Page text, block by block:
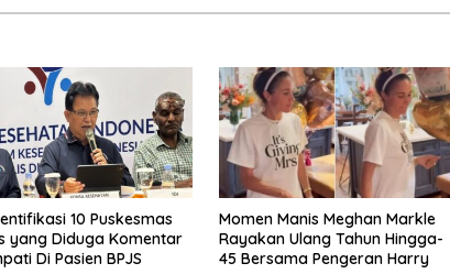
10 Puskesmas
yang Diduga Komentar
Di Pasien BPJS
Momen Manis Meghan Markle
Rayakan Ulang Tahun Hingga-
45 Bersama Pengeran Harry